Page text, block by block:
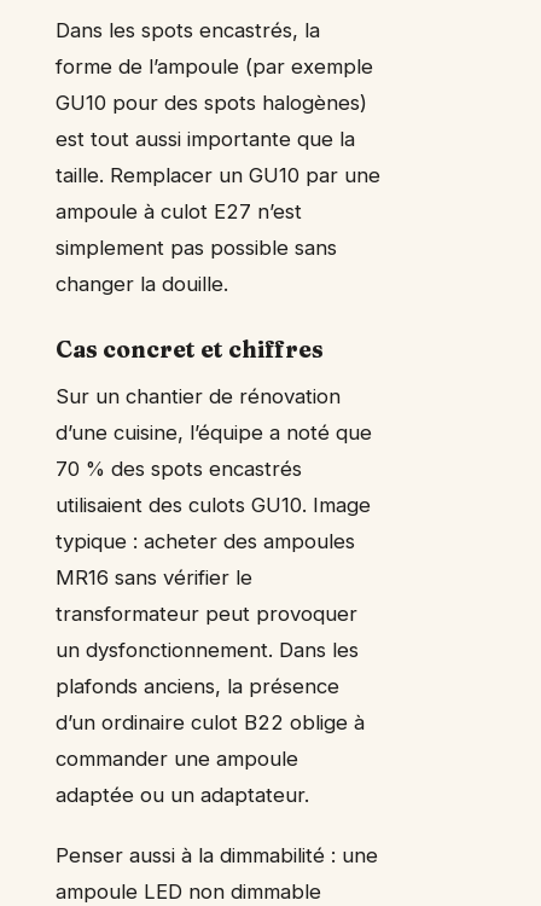
Dans les spots encastrés, la
forme de l’ampoule (par exemple
GU10 pour des spots halogènes)
est tout aussi importante que la
taille. Remplacer un GU10 par une
ampoule à culot E27 n’est
simplement pas possible sans
changer la douille.
Cas concret et chiffres
Sur un chantier de rénovation
d’une cuisine, l’équipe a noté que
70 % des spots encastrés
utilisaient des culots GU10. Image
typique : acheter des ampoules
MR16 sans vérifier le
transformateur peut provoquer
un dysfonctionnement. Dans les
plafonds anciens, la présence
d’un ordinaire culot B22 oblige à
commander une ampoule
adaptée ou un adaptateur.
Penser aussi à la dimmabilité : une
ampoule LED non dimmable